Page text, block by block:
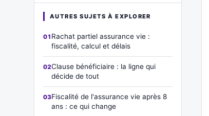
AUTRES SUJETS À EXPLORER
Rachat partiel assurance vie :
fiscalité, calcul et délais
Clause bénéficiaire : la ligne qui
décide de tout
Fiscalité de l'assurance vie après 8
ans : ce qui change